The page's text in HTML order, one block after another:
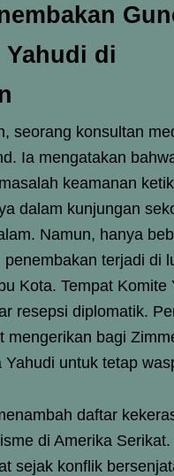
di
seorang konsultan
Ia mengatakan
keamanan
dalam kunjungan
Namun, hanya
terjadi di
Kota. Tempat Komite
resepsi diplomatik.
mengerikan bagi
untuk tetap
daftar
di Amerika Serikat.
sejak konflik